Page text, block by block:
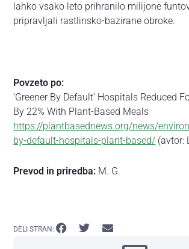
lahko vsako leto prihranilo milijone
pripravljali rastlinsko-bazirane obroke.
Povzeto po:
‘Greener By Default’ Hospitals Reduced
By 22% With Plant-Based Meals
https://plantbasednews.org/news/
by-default-hospitals-plant-based/ (avtor:
Prevod in priredba: M. G.
DELI STRAN: